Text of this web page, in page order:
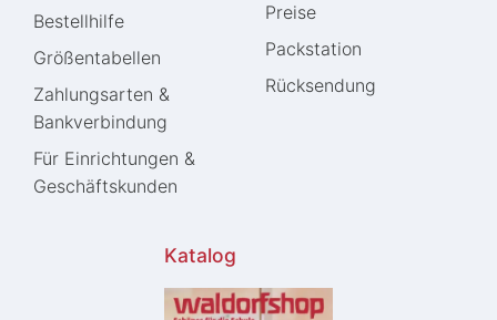
Bestellhilfe
Größentabellen
Zahlungsarten &
Bankverbindung
Für Einrichtungen &
Geschäftskunden
Preise
Packstation
Rücksendung
Katalog